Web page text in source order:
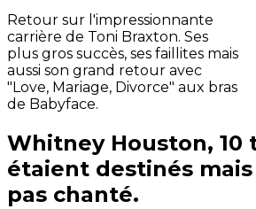
Retour sur l'impressionnante
carrière de Toni Braxton. Ses
plus gros succès, ses faillites mais
aussi son grand retour avec
"Love, Mariage, Divorce" aux bras
de Babyface.
Whitney Houston, 10
étaient destinés mais
pas chanté.